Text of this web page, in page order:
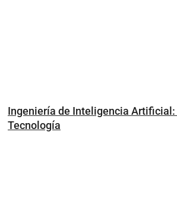
Ingeniería de Inteligencia Artificial:
Tecnología